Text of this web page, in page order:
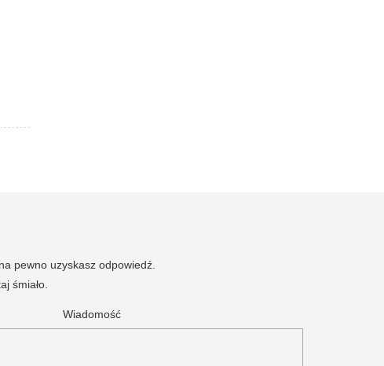
pewno uzyskasz odpowiedź.
śmiało.
Wiadomość